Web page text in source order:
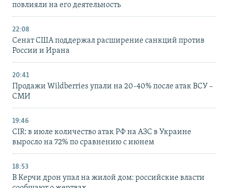
повлияли на его деятельность
22:08
Сенат США поддержал расширение санкций против
России и Ирана
20:41
Продажи Wildberries упали на 20-40% после атак ВСУ –
СМИ
19:46
CIR: в июле количество атак РФ на АЗС в Украине
выросло на 72% по сравнению с июнем
18:53
В Керчи дрон упал на жилой дом: российские власти